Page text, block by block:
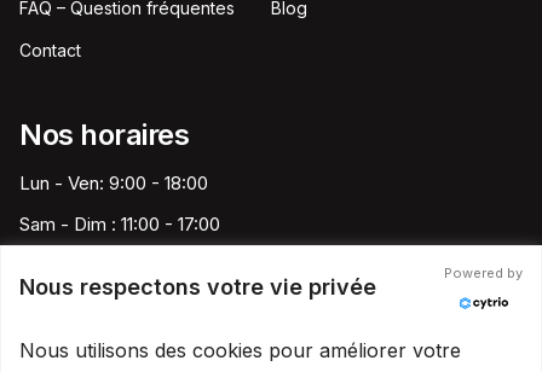
FAQ – Question fréquentes Blog
Contact
Nos horaires
Lun - Ven: 9:00 - 18:00
Sam - Dim : 11:00 - 17:00
Speed Pare-Brise France
contact@speedparebrise13.fr
Nous respectons votre vie privée
Powered by
Nous utilisons des cookies pour améliorer votre